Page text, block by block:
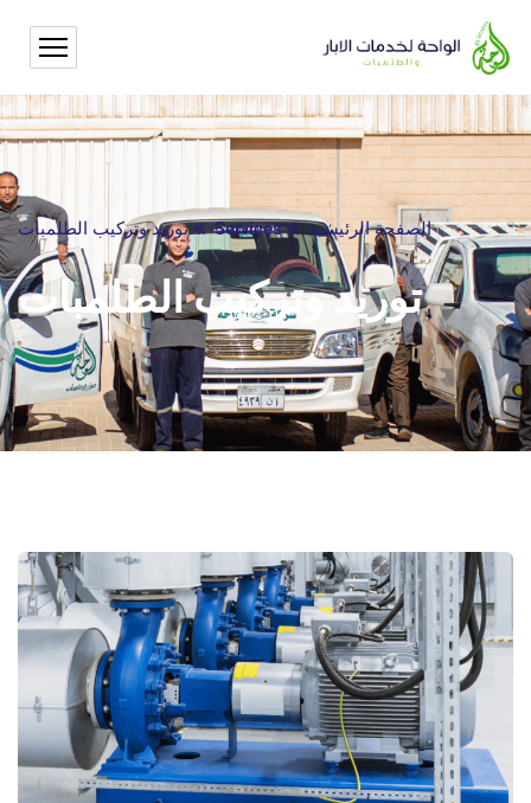
الصفحة الرئيسية Services توريد وتركيب الطلمبات
توريد وتركيب الطلمبات